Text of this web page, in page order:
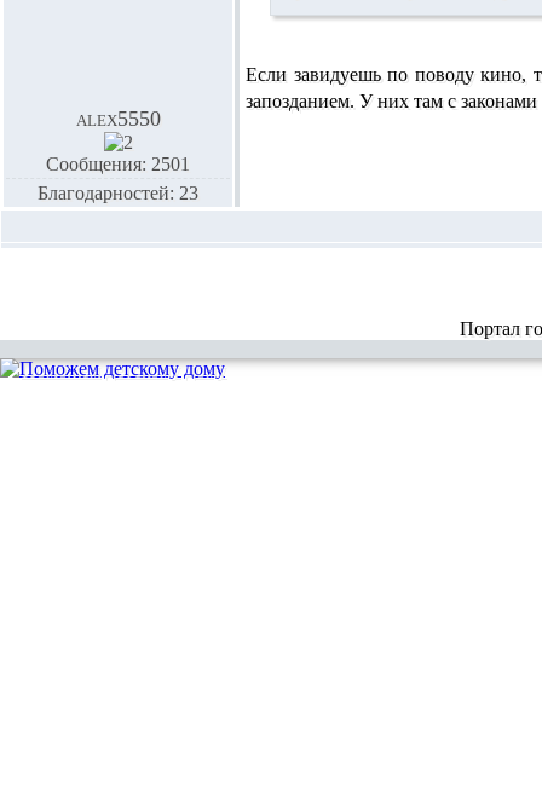
alex5550
Сообщения: 2501
Благодарностей: 23
Если завидуешь по поводу кино,
запозданием. У них там с
Портал